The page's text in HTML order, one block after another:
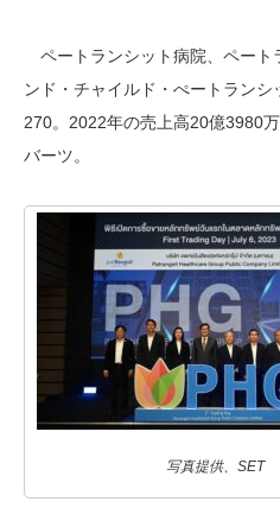
ペートランシット病院、ペート
ンド・チャイルド・ぺートラン
270。2022年の売上高20億3980
バーツ。
写真提供、SET